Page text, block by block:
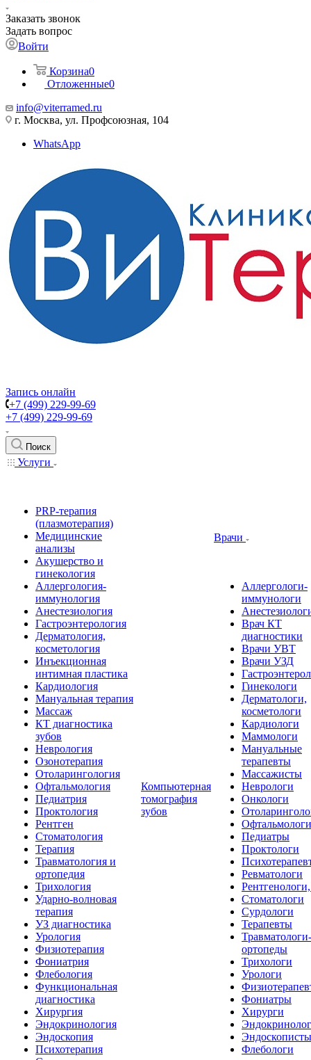
Заказать звонок
Задать вопрос
Войти
Корзина0
Отложенные0
info@viterramed.ru
г. Москва, ул. Профсоюзная, 104
WhatsApp
Запись онлайн
+7 (499) 229-99-69
+7 (499) 229-99-69
Поиск
Услуги
PRP-терапия
(плазмотерапия)
Медицинские
анализы
Акушерство и
гинекология
Аллергология-
иммунология
Анестезиология
Гастроэнтерология
Дерматология,
косметология
Инъекционная
интимная пластика
Кардиология
Мануальная терапия
Массаж
КТ диагностика
зубов
Неврология
Озонотерапия
Отоларингология
Офтальмология
Педиатрия
Проктология
Рентген
Стоматология
Терапия
Травматология и
ортопедия
Трихология
Ударно-волновая
терапия
УЗ диагностика
Урология
Физиотерапия
Фониатрия
Флебология
Функциональная
диагностика
Хирургия
Эндокринология
Эндоскопия
Психотерапия
Компьютерная
томография
зубов
Врачи
Аллергологи-
иммунологи
Врач КТ
диагностики
Врачи УВТ
Врачи УЗД
Гинекологи
Дерматологи,
косметологи
Кардиологи
Маммологи
Мануальные
терапевты
Массажисты
Неврологи
Онкологи
Офтальмологи
Педиатры
Проктологи
Ревматологи
Стоматологи
Сурдологи
Терапевты
Травматологи-
ортопеды
Трихологи
Урологи
Фониатры
Хирурги
Эндоскописты
Флебологи